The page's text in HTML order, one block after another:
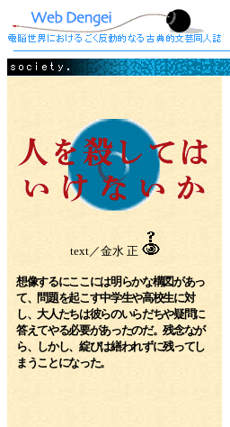
text／金水 正
想像するにここには明らかな構図があっ
て、問題を起こす中学生や高校生に対
し、大人たちは彼らのいらだちや疑問に
答えてやる必要があったのだ。残念なが
ら、しかし、綻びは繕われずに残ってし
まうことになった。